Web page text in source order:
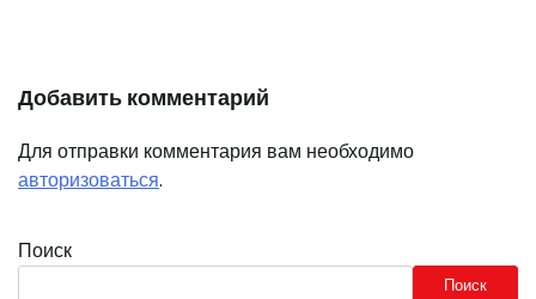
Добавить комментарий
Для отправки комментария вам необходимо
авторизоваться.
Поиск
Поиск